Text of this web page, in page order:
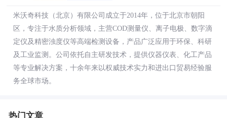
米沃奇科技（北京）有限公司成立于2014年，位于北京市朝阳
区，专注于水质分析领域，主营COD测量仪、离子电极、数字滴
定仪及精密浊度仪等高端检测设备，产品广泛应用于环保、科研
及工业监测。公司依托自主研发技术，提供仪器仪表、化工产品
等专业解决方案，十余年来以权威技术实力和进出口贸易经验服
务全球市场。
热门文章